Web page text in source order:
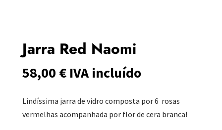
Jarra Red Naomi
58,00 € IVA incluído
Lindíssima jarra de vidro composta por 6 rosas
vermelhas acompanhada por flor de cera branca!